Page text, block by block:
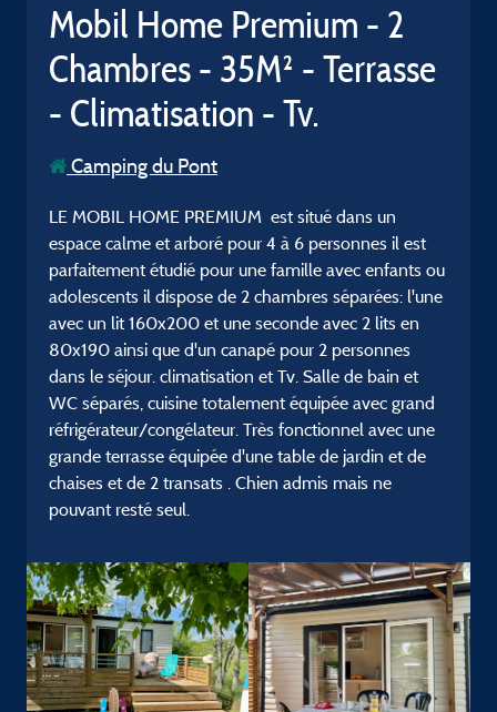
Mobil Home Premium - 2
Chambres - 35M² - Terrasse
- Climatisation - Tv.
Camping du Pont
LE MOBIL HOME PREMIUM est situé dans un
espace calme et arboré pour 4 à 6 personnes il est
parfaitement étudié pour une famille avec enfants ou
adolescents il dispose de 2 chambres séparées: l'une
avec un lit 160x200 et une seconde avec 2 lits en
80x190 ainsi que d'un canapé pour 2 personnes
dans le séjour. climatisation et Tv. Salle de bain et
WC séparés, cuisine totalement équipée avec grand
réfrigérateur/congélateur. Très fonctionnel avec une
grande terrasse équipée d'une table de jardin et de
chaises et de 2 transats . Chien admis mais ne
pouvant resté seul.